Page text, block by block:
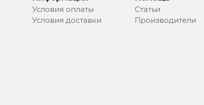
Условия оплаты
Условия доставки
Статьи
Производители